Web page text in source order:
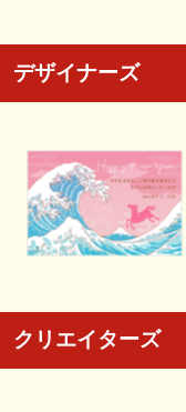
デザイナーズ
クリエイターズ